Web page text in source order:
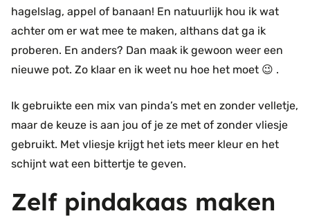
hagelslag, appel of banaan! En natuurlijk hou ik wat
achter om er wat mee te maken, althans dat ga ik
proberen. En anders? Dan maak ik gewoon weer een
nieuwe pot. Zo klaar en ik weet nu hoe het moet 😉 .
Ik gebruikte een mix van pinda’s met en zonder velletje,
maar de keuze is aan jou of je ze met of zonder vliesje
gebruikt. Met vliesje krijgt het iets meer kleur en het
schijnt wat een bittertje te geven.
Zelf pindakaas maken